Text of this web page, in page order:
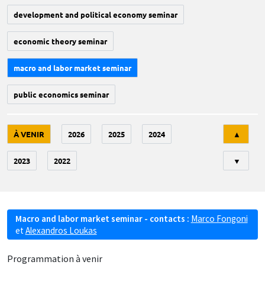
development and political economy seminar
economic theory seminar
macro and labor market seminar
public economics seminar
À VENIR 2026 2025 2024
2023 2022
▲
▼
Macro and labor market seminar - contacts : Marco Fongoni
et Alexandros Loukas
Programmation à venir